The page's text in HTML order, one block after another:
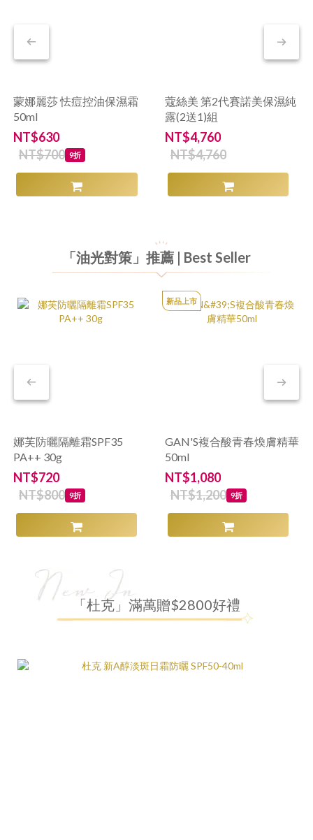
蒙娜麗莎 怯痘控油保濕霜
50ml
NT$630
NT$700 9折
蔻絲美 第2代賽諾美保濕純
露(2送1)組
NT$4,760
NT$4,760
「油光對策」推薦 | Best Seller
娜芙防曬隔離霜SPF35
PA++ 30g
NT$720
NT$800 9折
新品上市
GAN'S複合酸青春煥膚精華
50ml
NT$1,080
NT$1,200 9折
「杜克」滿萬贈$2800好禮